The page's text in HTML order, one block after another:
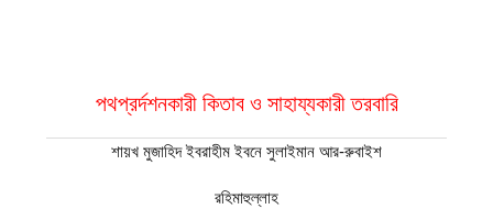
পথপ্রর্দশনকারী কিতাব ও সাহায্যকারী তরবারি
শায়খ মুজাহিদ ইবরাহীম ইবনে সুলাইমান আর-রুবাইশ
রহিমাহুল্লাহ